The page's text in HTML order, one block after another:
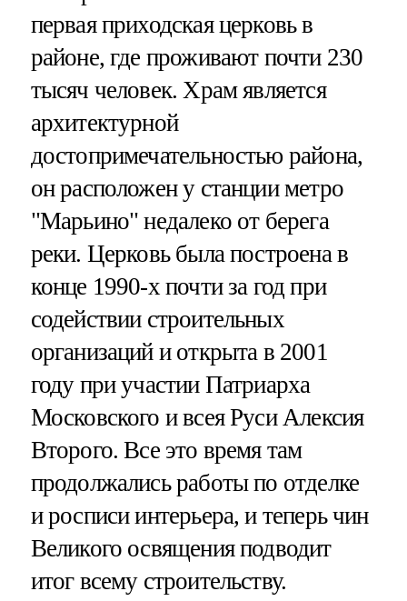
первая приходская церковь в
районе, где проживают почти 230
тысяч человек. Храм является
архитектурной
достопримечательностью района,
он расположен у станции метро
"Марьино" недалеко от берега
реки. Церковь была построена в
конце 1990-х почти за год при
содействии строительных
организаций и открыта в 2001
году при участии Патриарха
Московского и всея Руси Алексия
Второго. Все это время там
продолжались работы по отделке
и росписи интерьера, и теперь чин
Великого освящения подводит
итог всему строительству.